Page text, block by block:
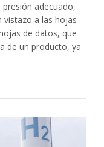
adecuado,
vistazo a las hojas
de datos, que
de un producto, ya